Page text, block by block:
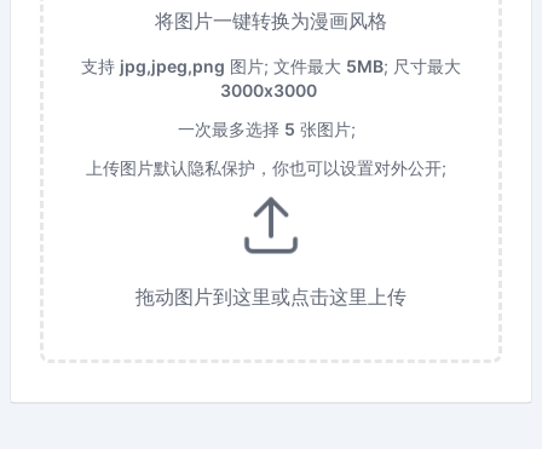
将图片一键转换为漫画风格
支持 jpg,jpeg,png 图片; 文件最大 5MB; 尺寸最大
3000x3000
一次最多选择 5 张图片;
上传图片默认隐私保护，你也可以设置对外公开;
拖动图片到这里或点击这里上传